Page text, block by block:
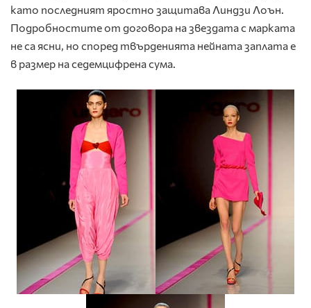
като последният яростно защитава Линдзи Лоън.
Подробностите от договора на звездата с марката
не са ясни, но според твърденията нейната заплата е
в размер на седемцифрена сума.